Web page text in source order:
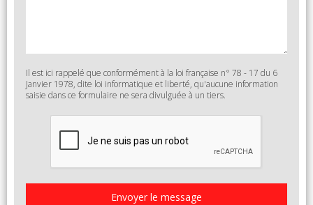
Il est ici rappelé que conformément à la loi française n° 78 - 17 du 6
Janvier 1978, dite loi informatique et liberté, qu'aucune information
saisie dans ce formulaire ne sera divulguée à un tiers.
Envoyer le message